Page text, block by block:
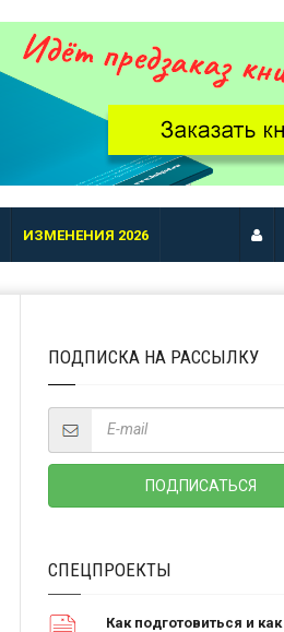
ИЗМЕНЕНИЯ 2026
ПОДПИСКА НА РАССЫЛКУ
СПЕЦПРОЕКТЫ
Как подготовиться и как